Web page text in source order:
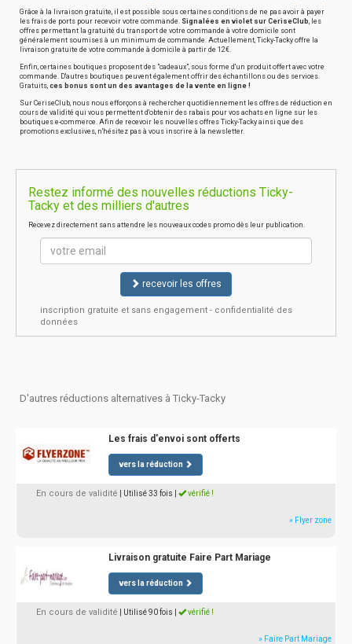
Grâce à la livraison gratuite, il est possible sous certaines conditions de ne pas avoir à payer
les frais de ports pour recevoir votre commande. Signalées en violet sur CeriseClub, les
offres permettant la gratuité du transport de votre commande à votre domicile sont
généralement soumises à un minimum de commande. Actuellement, Ticky-Tacky offre la
livraison gratuite de votre commande à domicile à partir de 12€.
Enfin, certaines boutiques proposent des "cadeaux", sous forme d'un produit offert avec votre
commande. D'autres boutiques peuvent également offrir des échantillons ou des services.
Gratuits, ces bonus sont un des avantages de la vente en ligne !
Sur CeriseClub, nous nous efforçons à rechercher quotidiennement les offres de réduction en
cours de validité qui vous permettent d'obtenir des rabais pour vos achats en ligne sur les
boutiques e-commerce. Afin de recevoir les nouvelles offres Ticky-Tacky ainsi que des
promotions exclusives, n'hésitez pas à vous inscrire à la newsletter.
Restez informé des nouvelles réductions Ticky-
Tacky et des milliers d'autres
Recevez directement sans attendre les nouveaux codes promo dès leur publication.
recevoir les offres
inscription gratuite et sans engagement - confidentialité des
données
D'autres réductions alternatives à Ticky-Tacky
Les frais d'envoi sont offerts
vers la réduction
En cours de validité | Utilisé 33 fois vérifié !
» Flyer zone
Livraison gratuite Faire Part Mariage
vers la réduction
En cours de validité | Utilisé 90 fois vérifié !
» Faire Part Mariage